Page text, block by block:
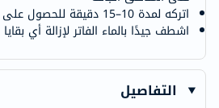
اتركه لمدة 10–15 دقيقة للحصول على أفضل النتائج
اشطف جيدًا بالماء الفاتر لإزالة أي بقايا
التفاصيل